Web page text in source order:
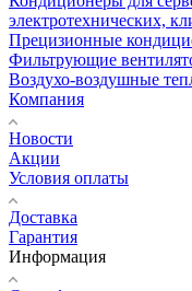
электротехнических,
Прецизионные
Фильтрующие
Воздухо-воздушные
Компания
Новости
Акции
Условия оплаты
Доставка
Гарантия
Информация